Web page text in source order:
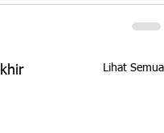
Lihat Semua